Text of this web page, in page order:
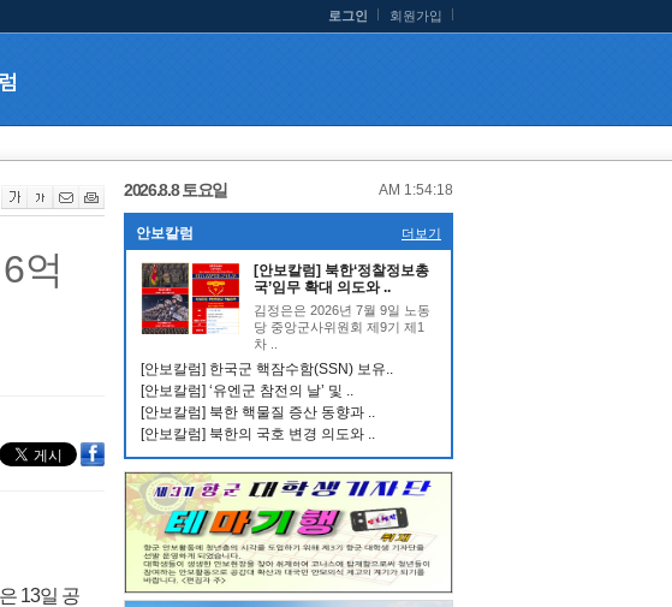
로그인 회원가입
억
13일 공
2026.8.8 토요일 AM 1:54:18
안보칼럼 더보기
[안보칼럼] 북한‘정찰정보총
국’임무 확대 의도와 ..
김정은은 2026년 7월 9일 노동
당 중앙군사위원회 제9기 제1
차 ..
[안보칼럼] 한국군 핵잠수함(SSN) 보유..
[안보칼럼] ‘유엔군 참전의 날’ 및 ..
[안보칼럼] 북한 핵물질 증산 동향과 ..
[안보칼럼] 북한의 국호 변경 의도와 ..